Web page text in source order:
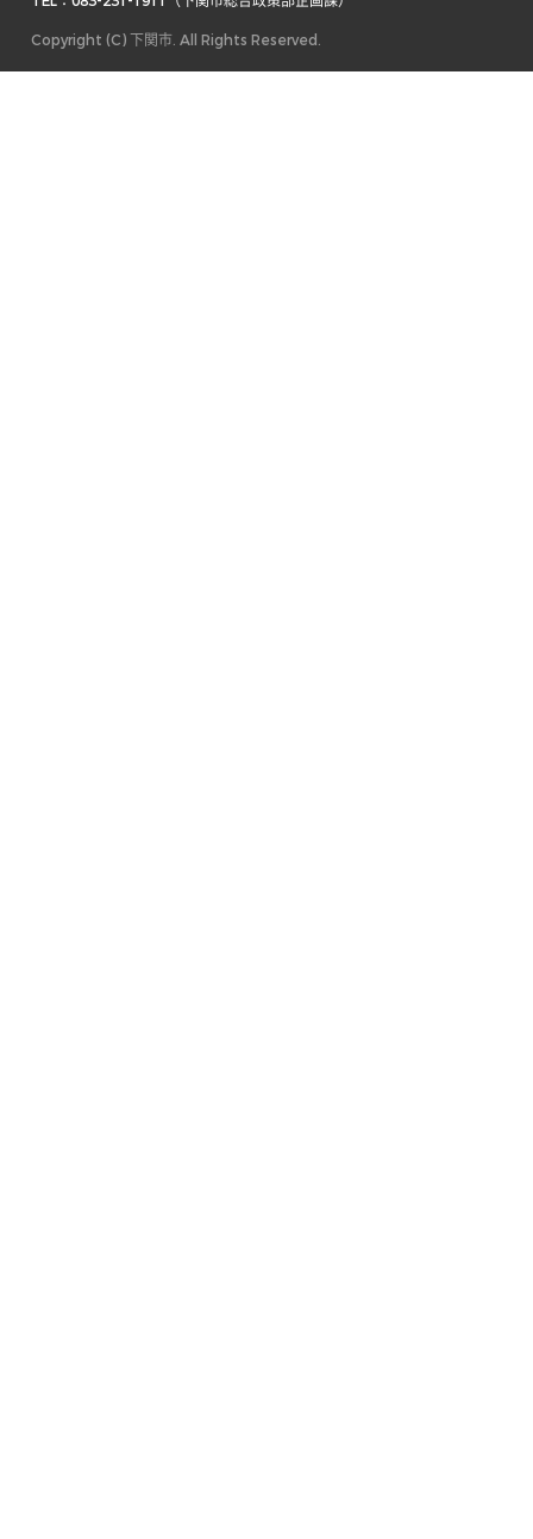
Copyright (C) 下関市. All Rights Reserved.